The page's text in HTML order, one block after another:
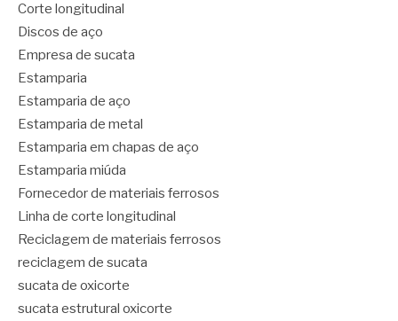
Corte longitudinal
Discos de aço
Empresa de sucata
Estamparia
Estamparia de aço
Estamparia de metal
Estamparia em chapas de aço
Estamparia miúda
Fornecedor de materiais ferrosos
Linha de corte longitudinal
Reciclagem de materiais ferrosos
reciclagem de sucata
sucata de oxicorte
sucata estrutural oxicorte